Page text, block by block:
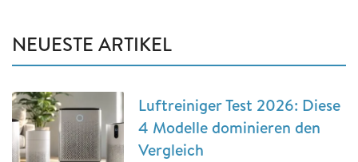
NEUESTE ARTIKEL
Luftreiniger Test 2026: Diese
4 Modelle dominieren den
Vergleich